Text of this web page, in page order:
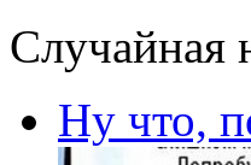
Случайная
Ну что,